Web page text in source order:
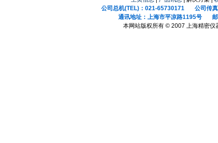
公司总机(TEL)：021-65730171 公司传真
通讯地址：上海市平凉路1195号 邮
本网站版权所有 © 2007 上海精密仪